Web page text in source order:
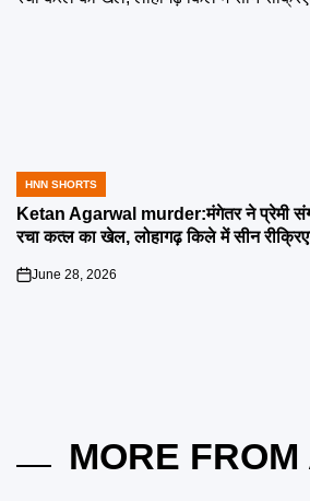
POSTED
IN
HNN SHORTS
Ketan Agarwal murder:मंगेतर ने प्रेमी
रचा कत्ल का खेल, लोहागढ़ किले में सीन
on
June 28, 2026
MORE